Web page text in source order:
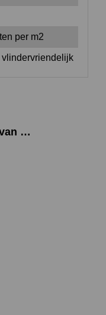
per m2
vlindervriendelijk
…